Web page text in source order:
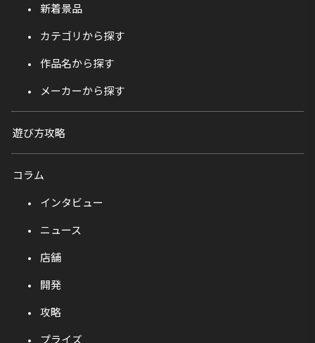
新着景品
カテゴリから探す
作品名から探す
メーカーから探す
遊び方攻略
コラム
インタビュー
ニュース
店舗
開発
攻略
プライズ